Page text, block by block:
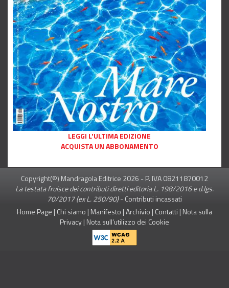
LEGGI L'ULTIMA EDIZIONE
ACQUISTA UN ABBONAMENTO
Copyright(©) Mandragola Editrice 2026 - P. IVA 08211870012
La testata fruisce dei contributi diretti editoria L. 198/2016 e d.lgs.
70/2017 (ex L. 250/90)-Contributi incassati
Home Page | Chi siamo | Manifesto |Archivio | Contatti | Nota sulla
Privacy| Nota sull’utilizzo dei Cookie